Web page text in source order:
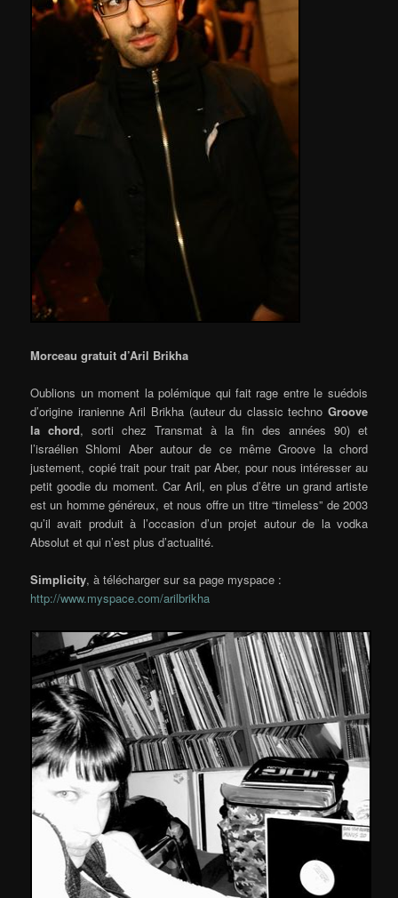
Morceau gratuit d’Aril Brikha
Oublions un moment la polémique qui fait rage entre le suédois
d’origine iranienne Aril Brikha (auteur du classic techno Groove
la chord, sorti chez Transmat à la fin des années 90) et
l’israélien Shlomi Aber autour de ce même Groove la chord
justement, copié trait pour trait par Aber, pour nous intéresser au
petit goodie du moment. Car Aril, en plus d’être un grand artiste
est un homme généreux, et nous offre un titre “timeless” de 2003
qu’il avait produit à l’occasion d’un projet autour de la vodka
Absolut et qui n’est plus d’actualité.
Simplicity, à télécharger sur sa page myspace :
http://www.myspace.com/arilbrikha